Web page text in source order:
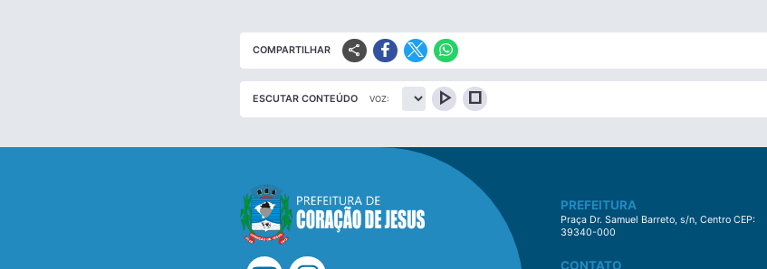
COMPARTILHAR share
ESCUTAR CONTEÚDO VOZ: play_arrow stop
PREFEITURA
Praça Dr. Samuel Barreto, s/n, Centro CEP:
39340-000
CONTATO